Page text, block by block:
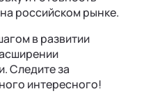
российском рынке.
в развитии
Следите за
интересного!